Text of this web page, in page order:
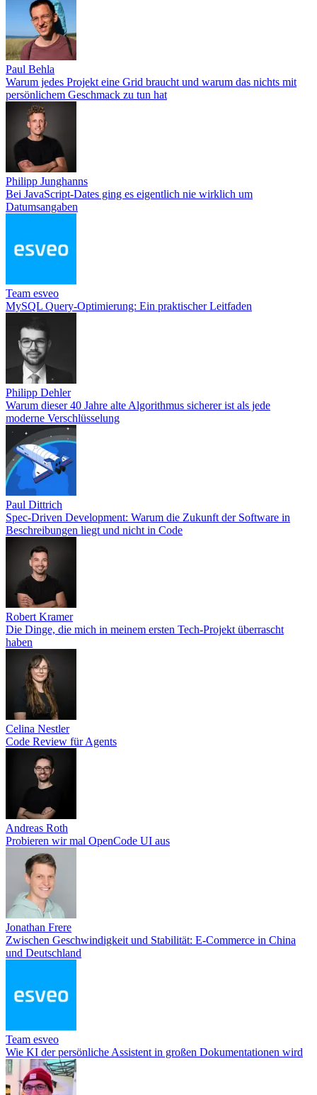
Paul Behla
Warum jedes Projekt eine Grid braucht und warum das nichts mit
persönlichem Geschmack zu tun hat
Philipp Junghanns
Bei JavaScript-Dates ging es eigentlich nie wirklich um
Datumsangaben
Team esveo
MySQL Query-Optimierung: Ein praktischer Leitfaden
Philipp Dehler
Warum dieser 40 Jahre alte Algorithmus sicherer ist als jede
moderne Verschlüsselung
Paul Dittrich
Spec-Driven Development: Warum die Zukunft der Software in
Beschreibungen liegt und nicht in Code
Robert Kramer
Die Dinge, die mich in meinem ersten Tech-Projekt überrascht
haben
Celina Nestler
Code Review für Agents
Andreas Roth
Probieren wir mal OpenCode UI aus
Jonathan Frere
Zwischen Geschwindigkeit und Stabilität: E-Commerce in China
und Deutschland
Team esveo
Wie KI der persönliche Assistent in großen Dokumentationen wird